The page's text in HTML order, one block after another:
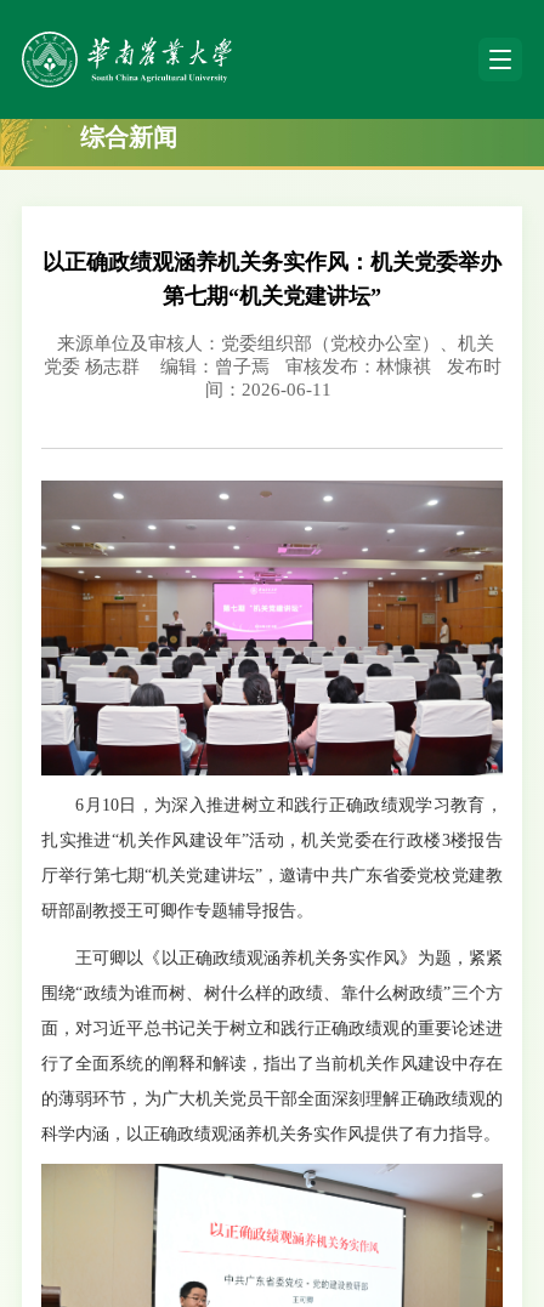
综合新闻
以正确政绩观涵养机关务实作风：机关党委举办
第七期“机关党建讲坛”
来源单位及审核人：党委组织部（党校办公室）、机关
党委 杨志群
编辑：曾子焉 审核发布：林慷祺
发布时
间：2026-06-11
6月10日，为深入推进树立和践行正确政绩观学习教育，
扎实推进“机关作风建设年”活动，机关党委在行政楼3楼报告
厅举行第七期“机关党建讲坛”，邀请中共广东省委党校党建教
研部副教授王可卿作专题辅导报告。
王可卿以《以正确政绩观涵养机关务实作风》为题，紧紧
围绕“政绩为谁而树、树什么样的政绩、靠什么树政绩”三个方
面，对习近平总书记关于树立和践行正确政绩观的重要论述进
行了全面系统的阐释和解读，指出了当前机关作风建设中存在
的薄弱环节，为广大机关党员干部全面深刻理解正确政绩观的
科学内涵，以正确政绩观涵养机关务实作风提供了有力指导。